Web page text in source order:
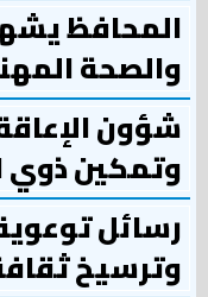
المحافظ
والصحة
شؤون
وتمكين ذوي
رسائل
وترسيخ